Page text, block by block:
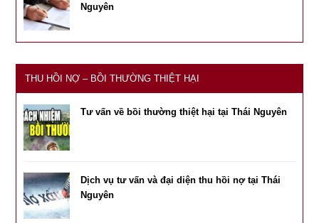
Nguyên
THU HỒI NỢ – BỒI THƯỜNG THIỆT HẠI
Tư vấn về bồi thường thiệt hại tại Thái Nguyên
Dịch vụ tư vấn và đại diện thu hồi nợ tại Thái
Nguyên